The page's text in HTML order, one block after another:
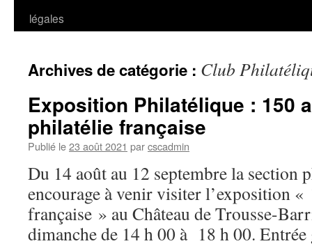
légales
Archives de catégorie : Club
Exposition Philatélique : 150
philatélie française
Publié le23 août 2021 parcscadmin
Du 14 août au 12 septembre la section
encourage à venir visiter l’exposition
française » au Château de Trousse-
dimanche de 14 h 00 à 18 h 00.